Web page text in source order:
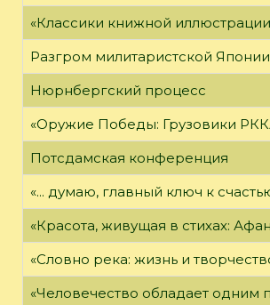
«Классики книжной
Разгром милитаристской Японии
Нюрнбергский процесс
«Оружие Победы: Грузовики
Потсдамская конференция
«... думаю, главный ключ к
«Красота, живущая в стихах:
«Словно река: жизнь и
«Человечество обладает